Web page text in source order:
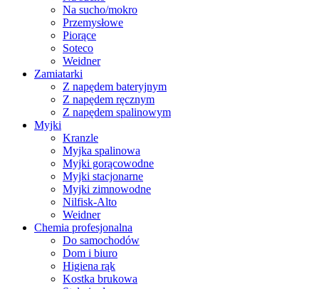
Na sucho/mokro
Przemysłowe
Piorące
Soteco
Weidner
Zamiatarki
Z napędem bateryjnym
Z napędem ręcznym
Z napędem spalinowym
Myjki
Kranzle
Myjka spalinowa
Myjki gorącowodne
Myjki stacjonarne
Myjki zimnowodne
Nilfisk-Alto
Weidner
Chemia profesjonalna
Do samochodów
Dom i biuro
Higiena rąk
Kostka brukowa